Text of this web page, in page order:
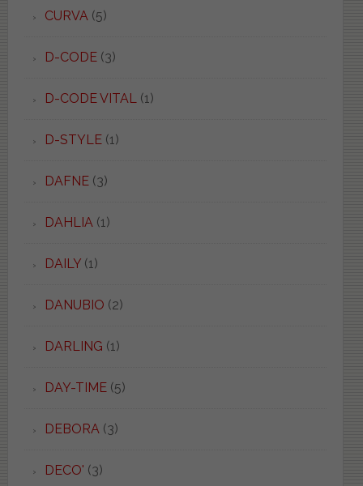
CURVA (5)
D-CODE(3)
D-CODE VITAL (1)
D-STYLE(1)
DAFNE(3)
DAHLIA (1)
DAILY(1)
DANUBIO (2)
DARLING (1)
DAY-TIME(5)
DEBORA (3)
DECO' (3)